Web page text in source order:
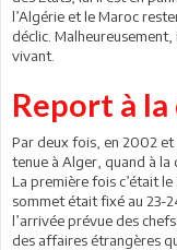
l’Algérie et le Maroc
déclic.
vivant.
Report à
Par deux fois, en 2002
tenue à Alger, quand à la
La première fois c’était
sommet était fixé au 23-
l’arrivée prévue des
des affaires étrangères